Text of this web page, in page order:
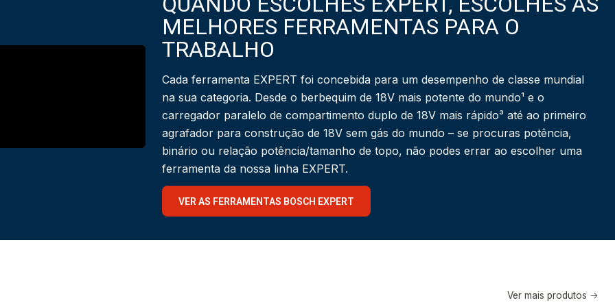
MELHORES FERRAMENTAS PARA O
TRABALHO
Cada ferramenta EXPERT foi concebida para um desempenho de classe mundial
na sua categoria. Desde o berbequim de 18V mais potente do mundo¹ e o
carregador paralelo de compartimento duplo de 18V mais rápido³ até ao primeiro
agrafador para construção de 18V sem gás do mundo – se procuras potência,
binário ou relação potência/tamanho de topo, não podes errar ao escolher uma
ferramenta da nossa linha EXPERT.
VER AS FERRAMENTAS BOSCH EXPERT
Ver mais produtos